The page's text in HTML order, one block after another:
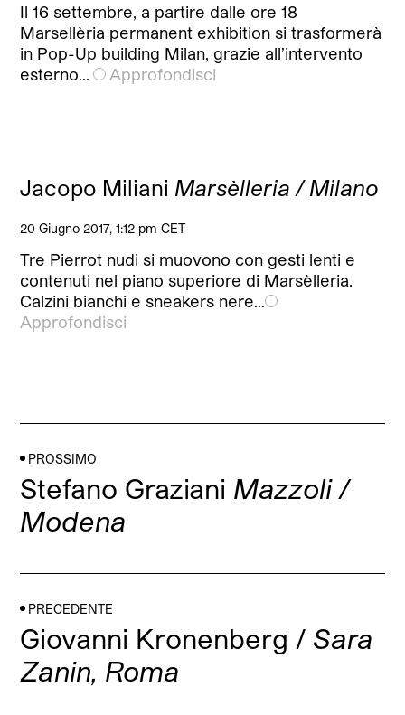
Il 16 settembre, a partire dalle ore 18
Marsellèria permanent exhibition si trasformerà
in Pop-Up building Milan, grazie all’intervento
esterno…
Approfondisci
Jacopo Miliani Marsèlleria / Milano
20 Giugno 2017, 1:12 pm CET
Tre Pierrot nudi si muovono con gesti lenti e
contenuti nel piano superiore di Marsèlleria.
Calzini bianchi e sneakers nere…
Approfondisci
PROSSIMO
Stefano Graziani Mazzoli /
Modena
PRECEDENTE
Giovanni Kronenberg / Sara
Zanin, Roma